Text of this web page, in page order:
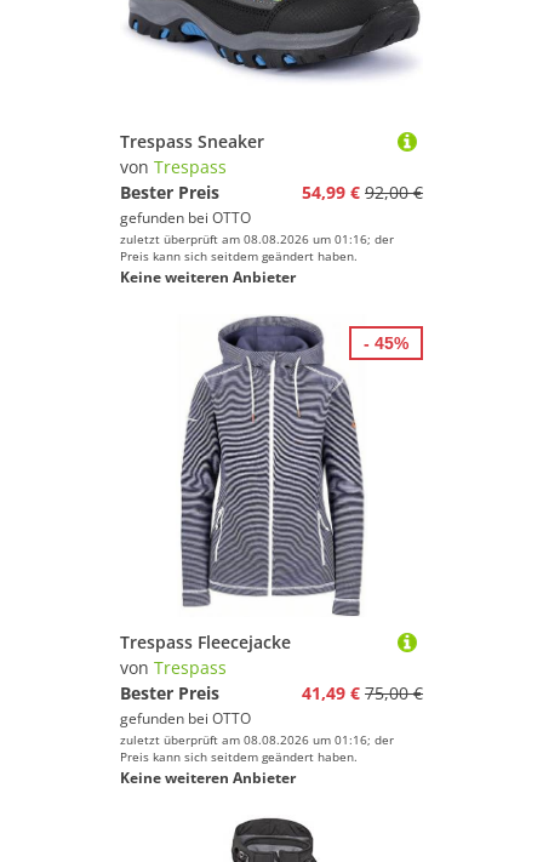
Trespass Sneaker
von Trespass
Bester Preis
54,99 € 92,00 €
gefunden bei OTTO
zuletzt überprüft am 08.08.2026 um 01:16; der
Preis kann sich seitdem geändert haben.
Keine weiteren Anbieter
Trespass Fleecejacke
von Trespass
Bester Preis
41,49 € 75,00 €
gefunden bei OTTO
zuletzt überprüft am 08.08.2026 um 01:16; der
Preis kann sich seitdem geändert haben.
Keine weiteren Anbieter
- 45%